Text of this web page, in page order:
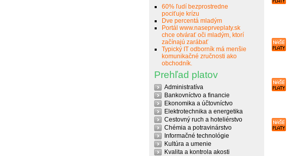
60% ľudí bezprostredne
pociťuje krízu
Dve percentá mladým
Portál www.naseprveplaty.sk
chce otvárať oči mladým, ktorí
začínajú zarábať
Typický IT odborník má menšie
komunikačné zručnosti ako
obchodník.
Prehľad platov
Administratíva
Bankovníctvo a financie
Ekonomika a účtovníctvo
Elektrotechnika a energetika
Cestovný ruch a hoteliérstvo
Chémia a potravinárstvo
Informačné technológie
Kultúra a umenie
Kvalita a kontrola akosti